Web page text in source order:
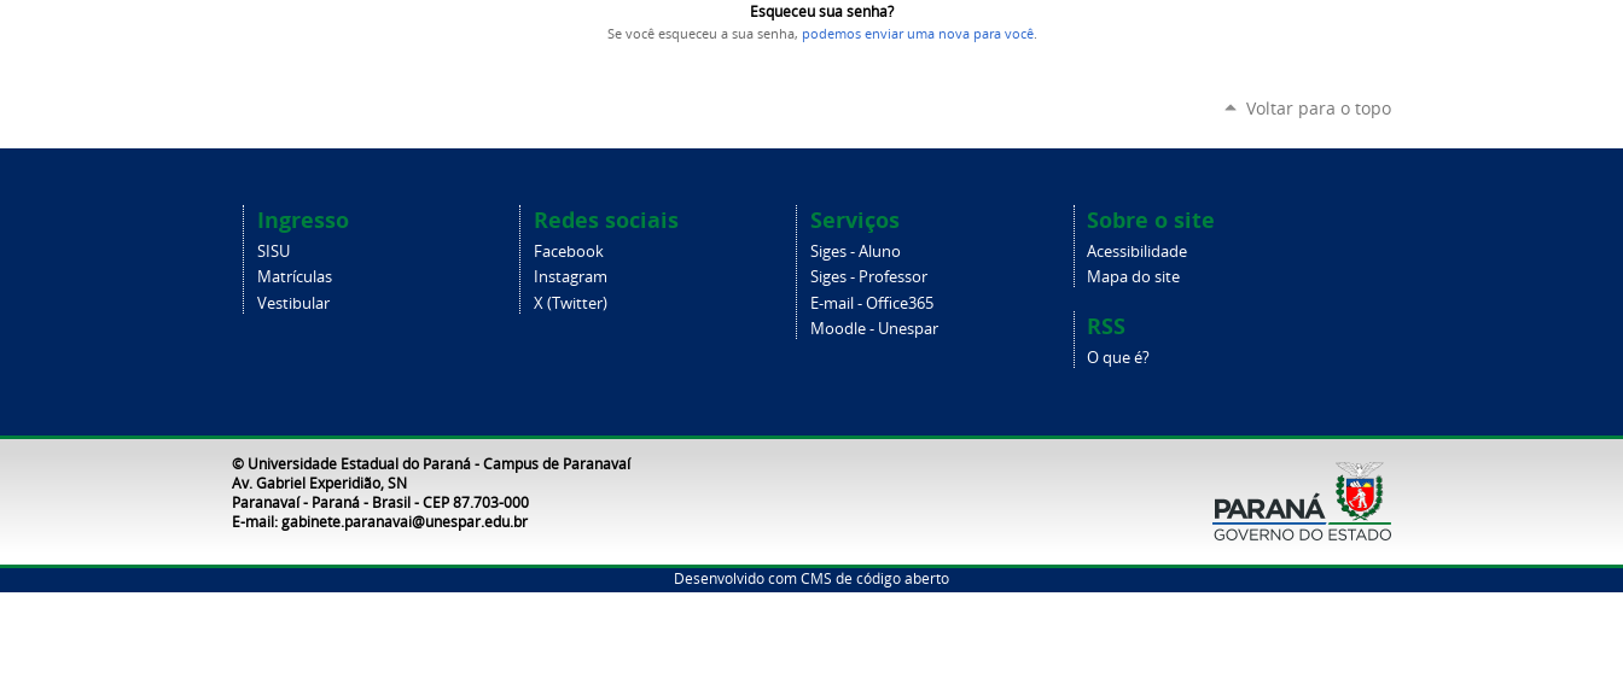
Esqueceu sua senha?
Se você esqueceu a sua senha, podemos enviar uma nova para você.
Voltar para o topo
Ingresso
SISU
Matrículas
Vestibular
Redes sociais
Facebook
Instagram
X (Twitter)
Serviços
Siges - Aluno
Siges - Professor
E-mail - Office365
Moodle - Unespar
Sobre o site
Acessibilidade
Mapa do site
RSS
O que é?
© Universidade Estadual do Paraná - Campus de Paranavaí
Av. Gabriel Experidião, SN
Paranavaí - Paraná - Brasil - CEP 87.703-000
E-mail: gabinete.paranavai@unespar.edu.br
Desenvolvido com CMS de código aberto